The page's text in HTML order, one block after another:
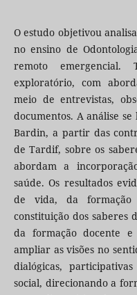
O estudo objetivou
no ensino de
remoto
exploratório, com
meio de entrevistas,
documentos. A análise
Bardin, a partir das
de Tardif, sobre os
abordam a
saúde. Os resultados
de vida, da
constituição dos saberes
da formação docente
ampliar as visões no
dialógicas,
social, direcionando a